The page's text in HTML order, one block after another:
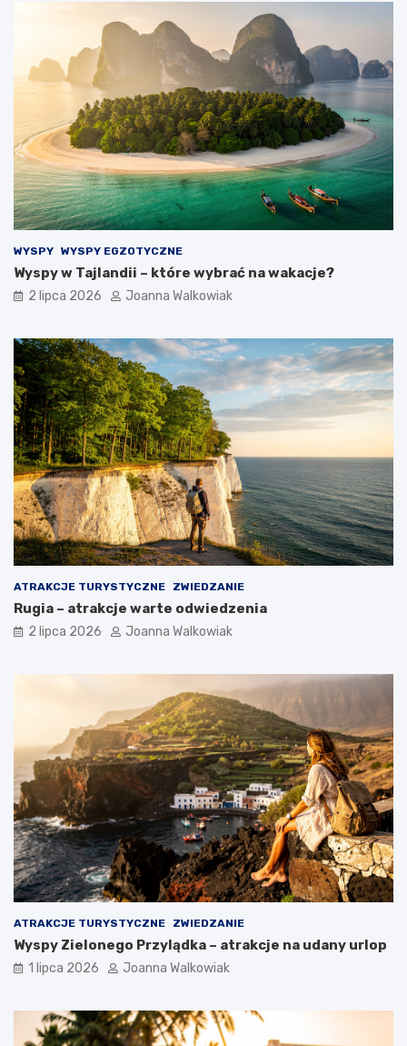
WYSPY WYSPY EGZOTYCZNE
Wyspy w Tajlandii – które wybrać na wakacje?
2 lipca 2026 Joanna Walkowiak
ATRAKCJE TURYSTYCZNE ZWIEDZANIE
Rugia – atrakcje warte odwiedzenia
2 lipca 2026 Joanna Walkowiak
ATRAKCJE TURYSTYCZNE ZWIEDZANIE
Wyspy Zielonego Przylądka – atrakcje na udany urlop
1 lipca 2026 Joanna Walkowiak